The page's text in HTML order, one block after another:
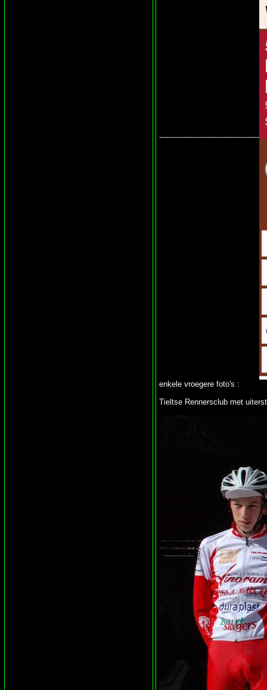
------------------------------------------
enkele vroegere foto's :
Tieltse Rennersclub met